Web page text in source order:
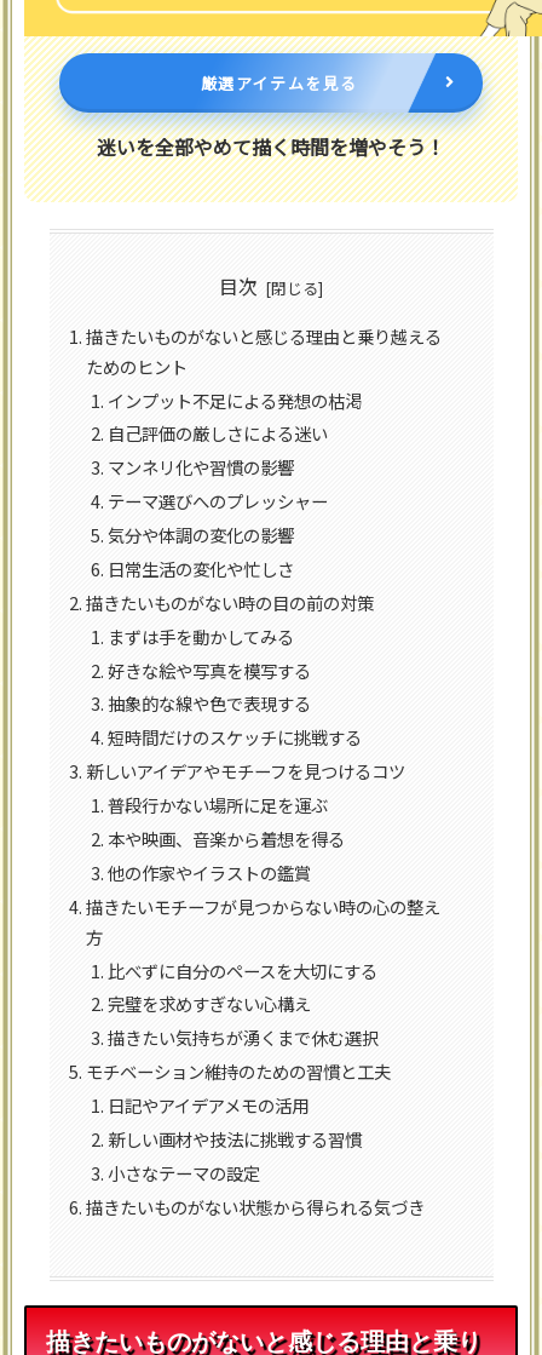
厳選アイテムを見る
迷いを全部やめて描く時間を増やそう！
目次
描きたいものがないと感じる理由と乗り越える
ためのヒント
インプット不足による発想の枯渇
自己評価の厳しさによる迷い
マンネリ化や習慣の影響
テーマ選びへのプレッシャー
気分や体調の変化の影響
日常生活の変化や忙しさ
描きたいものがない時の目の前の対策
まずは手を動かしてみる
好きな絵や写真を模写する
抽象的な線や色で表現する
短時間だけのスケッチに挑戦する
新しいアイデアやモチーフを見つけるコツ
普段行かない場所に足を運ぶ
本や映画、音楽から着想を得る
他の作家やイラストの鑑賞
描きたいモチーフが見つからない時の心の整え
方
比べずに自分のペースを大切にする
完璧を求めすぎない心構え
描きたい気持ちが湧くまで休む選択
モチベーション維持のための習慣と工夫
日記やアイデアメモの活用
新しい画材や技法に挑戦する習慣
小さなテーマの設定
描きたいものがない状態から得られる気づき
描きたいものがないと感じる理由と乗り